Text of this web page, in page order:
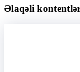
Əlaqəli